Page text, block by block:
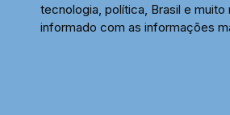
tecnologia, política, Brasil e muito
informado com as informações